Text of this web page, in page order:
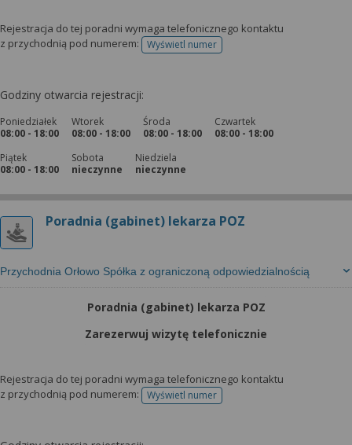
Rejestracja do tej poradni wymaga telefonicznego kontaktu
z przychodnią pod numerem:
Wyświetl numertelefonu do rejestracji
Godziny otwarcia rejestracji:
Poniedziałek
08:00 - 18:00
Wtorek
08:00 - 18:00
Środa
08:00 - 18:00
Czwartek
08:00 - 18:00
Piątek
08:00 - 18:00
Sobota
nieczynne
Niedziela
nieczynne
Poradnia (gabinet) lekarza POZ
Przychodnia Orłowo Spółka z ograniczoną odpowiedzialnością
Poradnia (gabinet) lekarza POZ
Zarezerwuj wizytę telefonicznie
Rejestracja do tej poradni wymaga telefonicznego kontaktu
z przychodnią pod numerem:
Wyświetl numertelefonu do rejestracji